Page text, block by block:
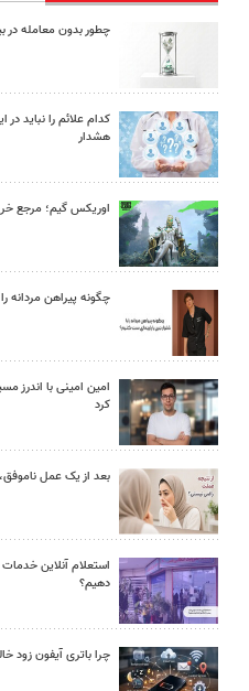
چطور بدون معامله در
کدام علائم را نباید
هشدار
اوریکس گیم؛ مرجع
چگونه پیراهن مردانه
امین امینی با اندرز
کرد
بعد از یک عمل
استعلام آنلاین خدمات
دهیم؟
چرا باتری آیفون زود خالی می